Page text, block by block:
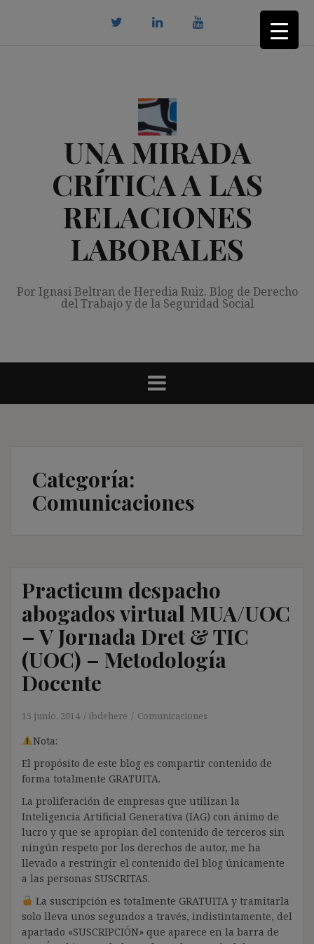
UNA MIRADA
CRÍTICA A LAS
RELACIONES
LABORALES
Por Ignasi Beltran de Heredia Ruiz. Blog de Derecho
del Trabajo y de la Seguridad Social
Categoría:
Comunicaciones
Practicum despacho
abogados virtual MUA/UOC
– V Jornada Dret & TIC
(UOC) – Metodología
Docente
15 junio, 2014 ibdehere Comunicaciones
Nota:
El propósito de este blog es compartir contenido de
forma totalmente GRATUITA.
La proliferación de empresas que utilizan la
Inteligencia Artificial Generativa (IAG) con ánimo de
lucro y que se apropian del contenido de terceros sin
ningún respeto por los derechos de autor, me ha
llevado a restringir el contenido del blog únicamente
a las personas SUSCRITAS.
La suscripción es totalmente GRATUITA y tramitarla
solo lleva unos segundos a través, indistintamente, del
apartado «SUSCRIPCIÓN» que aparece en la barra de